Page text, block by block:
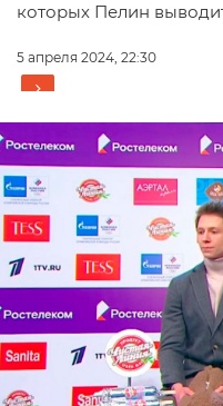
которых Пелин
5 апреля 2024, 22:30